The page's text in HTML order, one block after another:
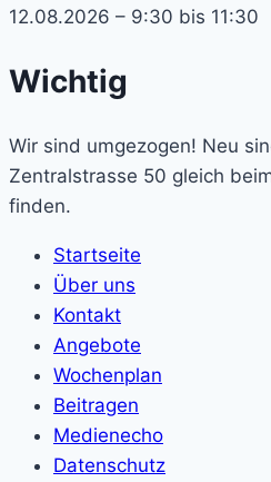
12.08.2026 – 9:30 bis 11:30
Wichtig
Wir sind umgezogen! Neu
Zentralstrasse 50 gleich
finden.
Startseite
Über uns
Kontakt
Angebote
Wochenplan
Beitragen
Medienecho
Datenschutz